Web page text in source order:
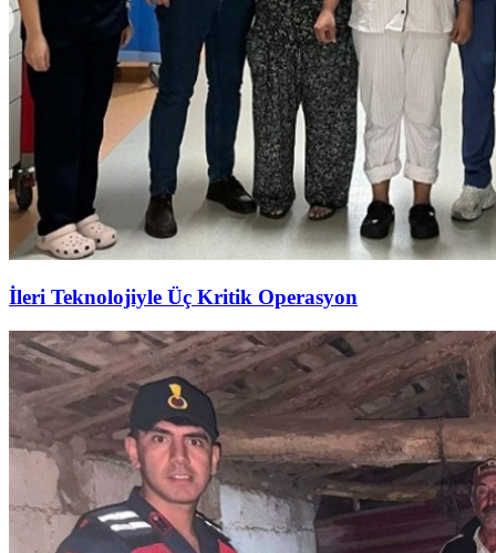
İleri Teknolojiyle Üç Kritik Operasyon